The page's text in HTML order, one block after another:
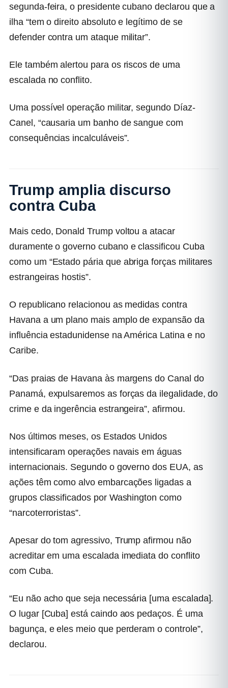
segunda-feira, o presidente cubano declarou que a
ilha “tem o direito absoluto e legítimo de se
defender contra um ataque militar”.
Ele também alertou para os riscos de uma
escalada no conflito.
Uma possível operação militar, segundo Díaz-
Canel, “causaria um banho de sangue com
consequências incalculáveis”.
Trump amplia discurso
contra Cuba
Mais cedo, Donald Trump voltou a atacar
duramente o governo cubano e classificou Cuba
como um “Estado pária que abriga forças militares
estrangeiras hostis”.
O republicano relacionou as medidas contra
Havana a um plano mais amplo de expansão da
influência estadunidense na América Latina e no
Caribe.
“Das praias de Havana às margens do Canal do
Panamá, expulsaremos as forças da ilegalidade, do
crime e da ingerência estrangeira”, afirmou.
Nos últimos meses, os Estados Unidos
intensificaram operações navais em águas
internacionais. Segundo o governo dos EUA, as
ações têm como alvo embarcações ligadas a
grupos classificados por Washington como
“narcoterroristas”.
Apesar do tom agressivo, Trump afirmou não
acreditar em uma escalada imediata do conflito
com Cuba.
“Eu não acho que seja necessária [uma escalada].
O lugar [Cuba] está caindo aos pedaços. É uma
bagunça, e eles meio que perderam o controle”,
declarou.